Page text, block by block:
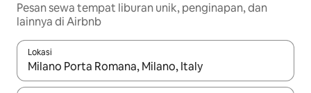
Pesan sewa tempat liburan unik, penginapan, dan
lainnya di Airbnb
Lokasi
Jika hasil yang dicari tersedia, telusuri dengan tombol panah